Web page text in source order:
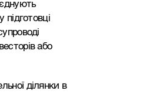
підготовці
або
ділянки в